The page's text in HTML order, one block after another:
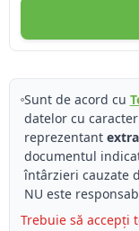
Sunt de acord cu
datelor cu
reprezentant
documentul
întârzieri cauzate
NU este
Trebuie să accepți